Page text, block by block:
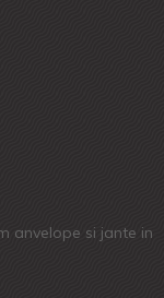
anvelope si jante in